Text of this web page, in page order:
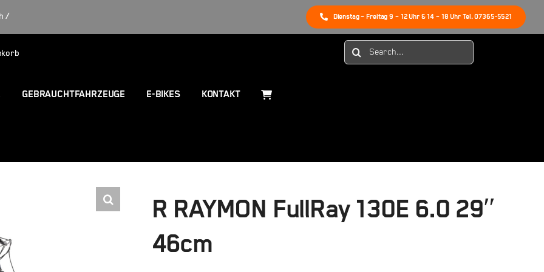
/ Dienstag – Freitag 9 – 12 Uhr & 14 – 18 Uhr Tel. 07365-5521
Suche
nach:
GEBRAUCHTFAHRZEUGE E-BIKES KONTAKT
R RAYMON FullRay 130E 6.0 29″
46cm